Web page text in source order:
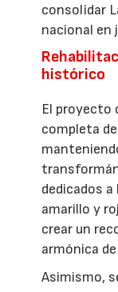
consolidar
nacional en
histórico
El proyecto
completa
dedicados
amarillo y
crear un
armónica
Asimismo,